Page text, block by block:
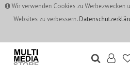
Wir verwenden Cookies zu Werbezwecken
Websites zu verbessern.